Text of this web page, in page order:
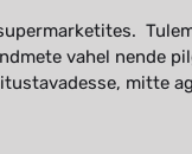
vahel nende
mitte